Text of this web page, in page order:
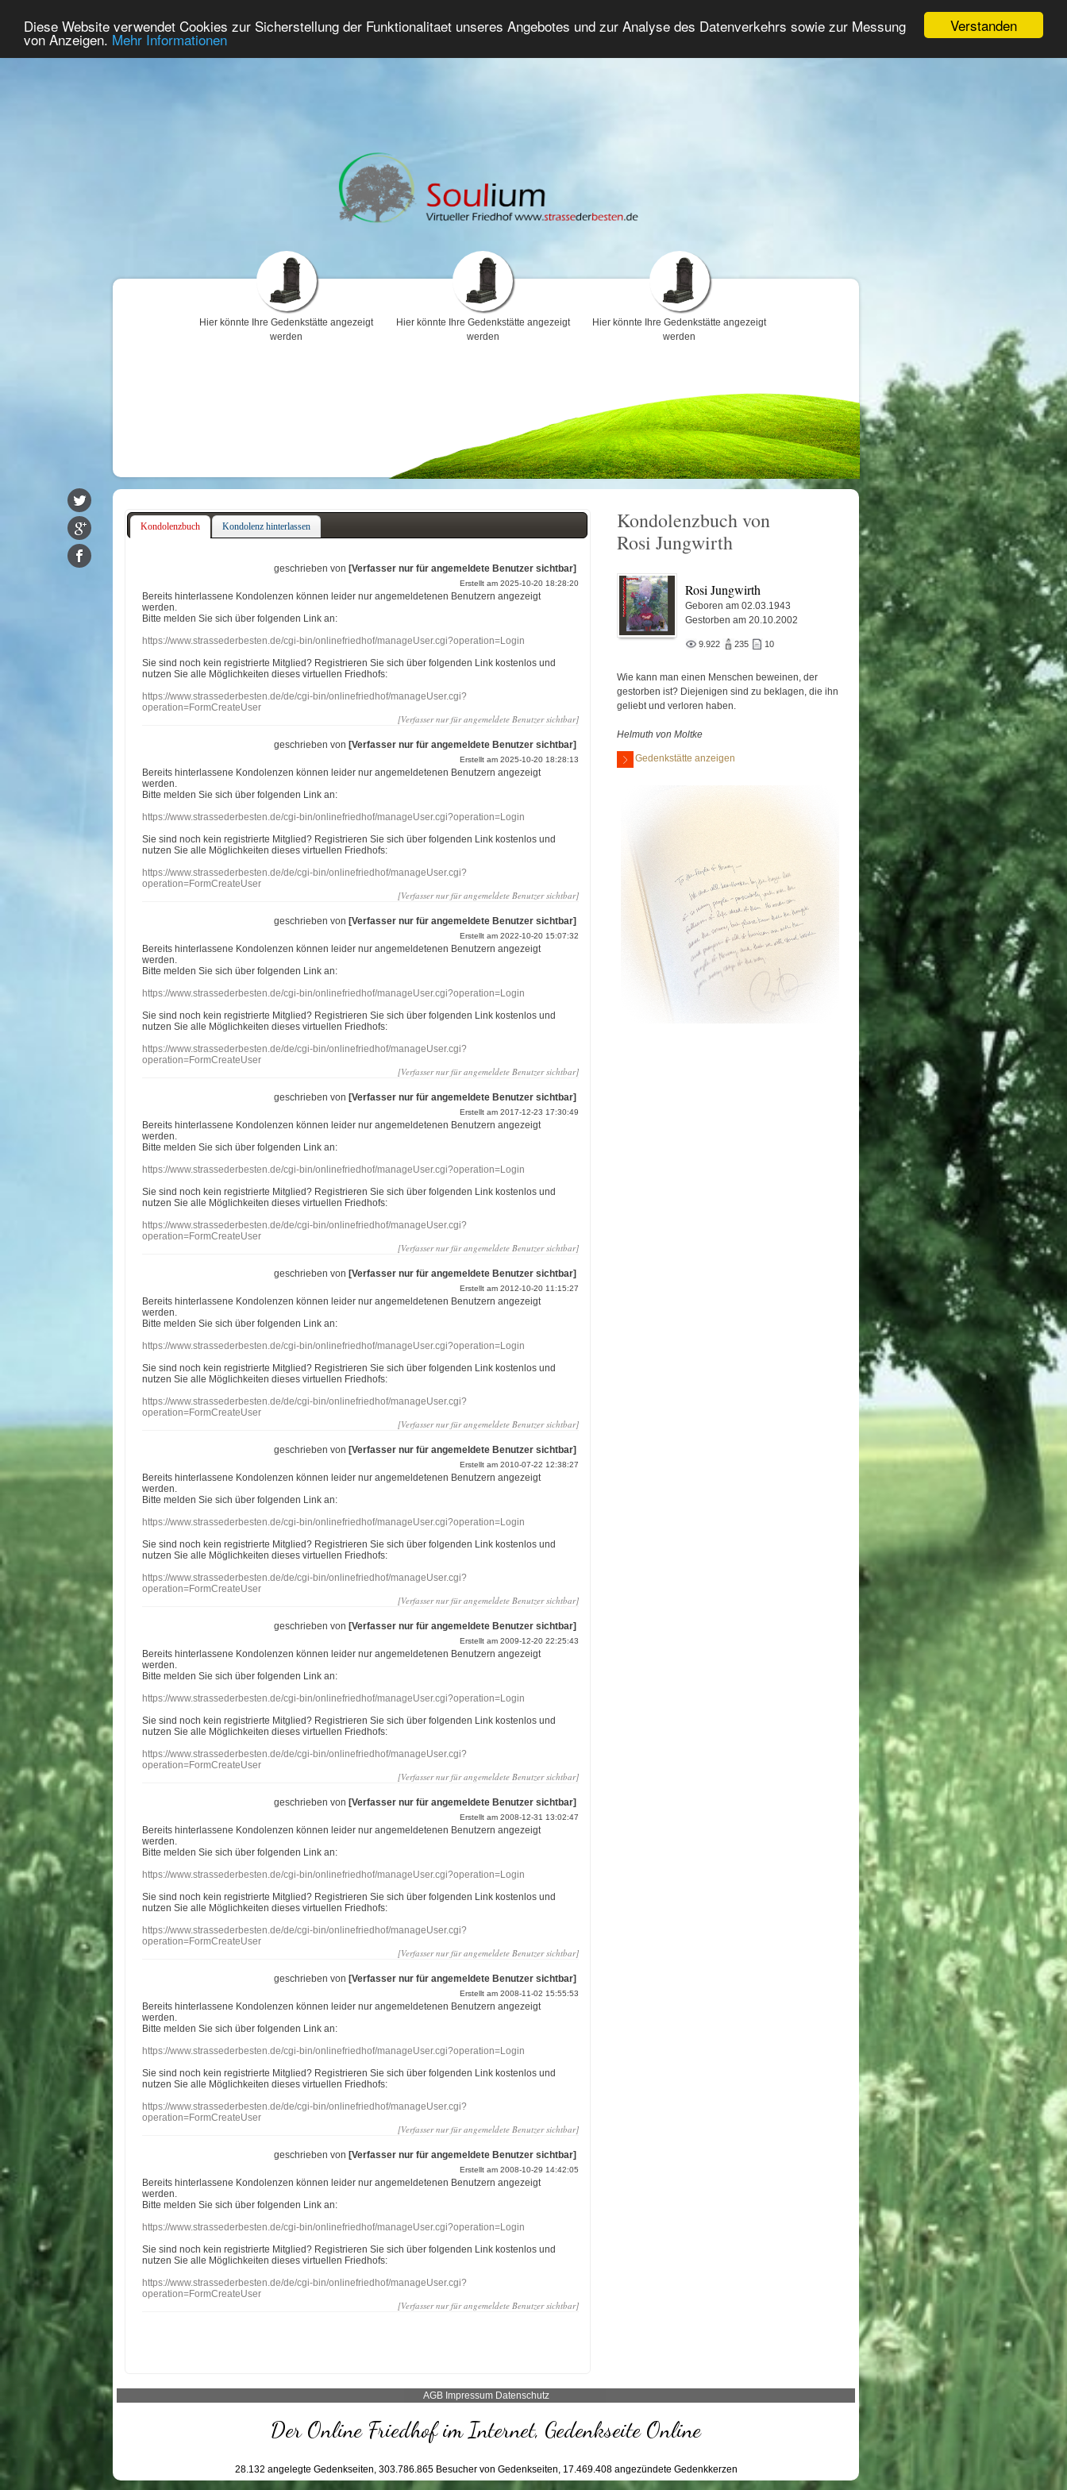
Verstanden
Diese Website verwendet Cookies zur Sicherstellung der Funktionalitaet unseres Angebotes und zur Analyse des Datenverkehrs sowie zur Messung
von Anzeigen. Mehr Informationen
Home Premium Gedenken Trauerforum Erweiterte Suche Anmelden
Hier könnte Ihre Gedenkstätte angezeigt
werden
Hier könnte Ihre Gedenkstätte angezeigt
werden
Hier könnte Ihre Gedenkstätte angezeigt
werden
Kondolenzbuch Kondolenz hinterlassen
geschrieben von [Verfasser nur für angemeldete Benutzer sichtbar]
Erstellt am 2025-10-20 18:28:20
Bereits hinterlassene Kondolenzen können leider nur angemeldetenen Benutzern angezeigt
werden.
Bitte melden Sie sich über folgenden Link an:
https://www.strassederbesten.de/cgi-bin/onlinefriedhof/manageUser.cgi?operation=Login
Sie sind noch kein registrierte Mitglied? Registrieren Sie sich über folgenden Link kostenlos und
nutzen Sie alle Möglichkeiten dieses virtuellen Friedhofs:
https://www.strassederbesten.de/de/cgi-bin/onlinefriedhof/manageUser.cgi?
operation=FormCreateUser
[Verfasser nur für angemeldete Benutzer sichtbar]
geschrieben von [Verfasser nur für angemeldete Benutzer sichtbar]
Erstellt am 2025-10-20 18:28:13
Bereits hinterlassene Kondolenzen können leider nur angemeldetenen Benutzern angezeigt
werden.
Bitte melden Sie sich über folgenden Link an:
https://www.strassederbesten.de/cgi-bin/onlinefriedhof/manageUser.cgi?operation=Login
Sie sind noch kein registrierte Mitglied? Registrieren Sie sich über folgenden Link kostenlos und
nutzen Sie alle Möglichkeiten dieses virtuellen Friedhofs:
https://www.strassederbesten.de/de/cgi-bin/onlinefriedhof/manageUser.cgi?
operation=FormCreateUser
[Verfasser nur für angemeldete Benutzer sichtbar]
geschrieben von [Verfasser nur für angemeldete Benutzer sichtbar]
Erstellt am 2022-10-20 15:07:32
Bereits hinterlassene Kondolenzen können leider nur angemeldetenen Benutzern angezeigt
werden.
Bitte melden Sie sich über folgenden Link an:
https://www.strassederbesten.de/cgi-bin/onlinefriedhof/manageUser.cgi?operation=Login
Sie sind noch kein registrierte Mitglied? Registrieren Sie sich über folgenden Link kostenlos und
nutzen Sie alle Möglichkeiten dieses virtuellen Friedhofs:
https://www.strassederbesten.de/de/cgi-bin/onlinefriedhof/manageUser.cgi?
operation=FormCreateUser
[Verfasser nur für angemeldete Benutzer sichtbar]
geschrieben von [Verfasser nur für angemeldete Benutzer sichtbar]
Erstellt am 2017-12-23 17:30:49
Bereits hinterlassene Kondolenzen können leider nur angemeldetenen Benutzern angezeigt
werden.
Bitte melden Sie sich über folgenden Link an:
https://www.strassederbesten.de/cgi-bin/onlinefriedhof/manageUser.cgi?operation=Login
Sie sind noch kein registrierte Mitglied? Registrieren Sie sich über folgenden Link kostenlos und
nutzen Sie alle Möglichkeiten dieses virtuellen Friedhofs:
https://www.strassederbesten.de/de/cgi-bin/onlinefriedhof/manageUser.cgi?
operation=FormCreateUser
[Verfasser nur für angemeldete Benutzer sichtbar]
geschrieben von [Verfasser nur für angemeldete Benutzer sichtbar]
Erstellt am 2012-10-20 11:15:27
Bereits hinterlassene Kondolenzen können leider nur angemeldetenen Benutzern angezeigt
werden.
Bitte melden Sie sich über folgenden Link an:
https://www.strassederbesten.de/cgi-bin/onlinefriedhof/manageUser.cgi?operation=Login
Sie sind noch kein registrierte Mitglied? Registrieren Sie sich über folgenden Link kostenlos und
nutzen Sie alle Möglichkeiten dieses virtuellen Friedhofs:
https://www.strassederbesten.de/de/cgi-bin/onlinefriedhof/manageUser.cgi?
operation=FormCreateUser
[Verfasser nur für angemeldete Benutzer sichtbar]
geschrieben von [Verfasser nur für angemeldete Benutzer sichtbar]
Erstellt am 2010-07-22 12:38:27
Bereits hinterlassene Kondolenzen können leider nur angemeldetenen Benutzern angezeigt
werden.
Bitte melden Sie sich über folgenden Link an:
https://www.strassederbesten.de/cgi-bin/onlinefriedhof/manageUser.cgi?operation=Login
Sie sind noch kein registrierte Mitglied? Registrieren Sie sich über folgenden Link kostenlos und
nutzen Sie alle Möglichkeiten dieses virtuellen Friedhofs:
https://www.strassederbesten.de/de/cgi-bin/onlinefriedhof/manageUser.cgi?
operation=FormCreateUser
[Verfasser nur für angemeldete Benutzer sichtbar]
geschrieben von [Verfasser nur für angemeldete Benutzer sichtbar]
Erstellt am 2009-12-20 22:25:43
Bereits hinterlassene Kondolenzen können leider nur angemeldetenen Benutzern angezeigt
werden.
Bitte melden Sie sich über folgenden Link an:
https://www.strassederbesten.de/cgi-bin/onlinefriedhof/manageUser.cgi?operation=Login
Sie sind noch kein registrierte Mitglied? Registrieren Sie sich über folgenden Link kostenlos und
nutzen Sie alle Möglichkeiten dieses virtuellen Friedhofs:
https://www.strassederbesten.de/de/cgi-bin/onlinefriedhof/manageUser.cgi?
operation=FormCreateUser
[Verfasser nur für angemeldete Benutzer sichtbar]
geschrieben von [Verfasser nur für angemeldete Benutzer sichtbar]
Erstellt am 2008-12-31 13:02:47
Bereits hinterlassene Kondolenzen können leider nur angemeldetenen Benutzern angezeigt
werden.
Bitte melden Sie sich über folgenden Link an:
https://www.strassederbesten.de/cgi-bin/onlinefriedhof/manageUser.cgi?operation=Login
Sie sind noch kein registrierte Mitglied? Registrieren Sie sich über folgenden Link kostenlos und
nutzen Sie alle Möglichkeiten dieses virtuellen Friedhofs:
https://www.strassederbesten.de/de/cgi-bin/onlinefriedhof/manageUser.cgi?
operation=FormCreateUser
[Verfasser nur für angemeldete Benutzer sichtbar]
geschrieben von [Verfasser nur für angemeldete Benutzer sichtbar]
Erstellt am 2008-11-02 15:55:53
Bereits hinterlassene Kondolenzen können leider nur angemeldetenen Benutzern angezeigt
werden.
Bitte melden Sie sich über folgenden Link an:
https://www.strassederbesten.de/cgi-bin/onlinefriedhof/manageUser.cgi?operation=Login
Sie sind noch kein registrierte Mitglied? Registrieren Sie sich über folgenden Link kostenlos und
nutzen Sie alle Möglichkeiten dieses virtuellen Friedhofs:
https://www.strassederbesten.de/de/cgi-bin/onlinefriedhof/manageUser.cgi?
operation=FormCreateUser
[Verfasser nur für angemeldete Benutzer sichtbar]
geschrieben von [Verfasser nur für angemeldete Benutzer sichtbar]
Erstellt am 2008-10-29 14:42:05
Bereits hinterlassene Kondolenzen können leider nur angemeldetenen Benutzern angezeigt
werden.
Bitte melden Sie sich über folgenden Link an:
https://www.strassederbesten.de/cgi-bin/onlinefriedhof/manageUser.cgi?operation=Login
Sie sind noch kein registrierte Mitglied? Registrieren Sie sich über folgenden Link kostenlos und
nutzen Sie alle Möglichkeiten dieses virtuellen Friedhofs:
https://www.strassederbesten.de/de/cgi-bin/onlinefriedhof/manageUser.cgi?
operation=FormCreateUser
[Verfasser nur für angemeldete Benutzer sichtbar]
Kondolenzbuch von
Rosi Jungwirth
Rosi Jungwirth
Geboren am 02.03.1943
Gestorben am 20.10.2002
9.922 235 10
Wie kann man einen Menschen beweinen, der
gestorben ist? Diejenigen sind zu beklagen, die ihn
geliebt und verloren haben.
Helmuth von Moltke
Gedenkstätte anzeigen
AGB Impressum Datenschutz
Der Online Friedhof im Internet, Gedenkseite Online
28.132 angelegte Gedenkseiten, 303.786.865Besucher von Gedenkseiten, 17.469.408angezündete Gedenkkerzen